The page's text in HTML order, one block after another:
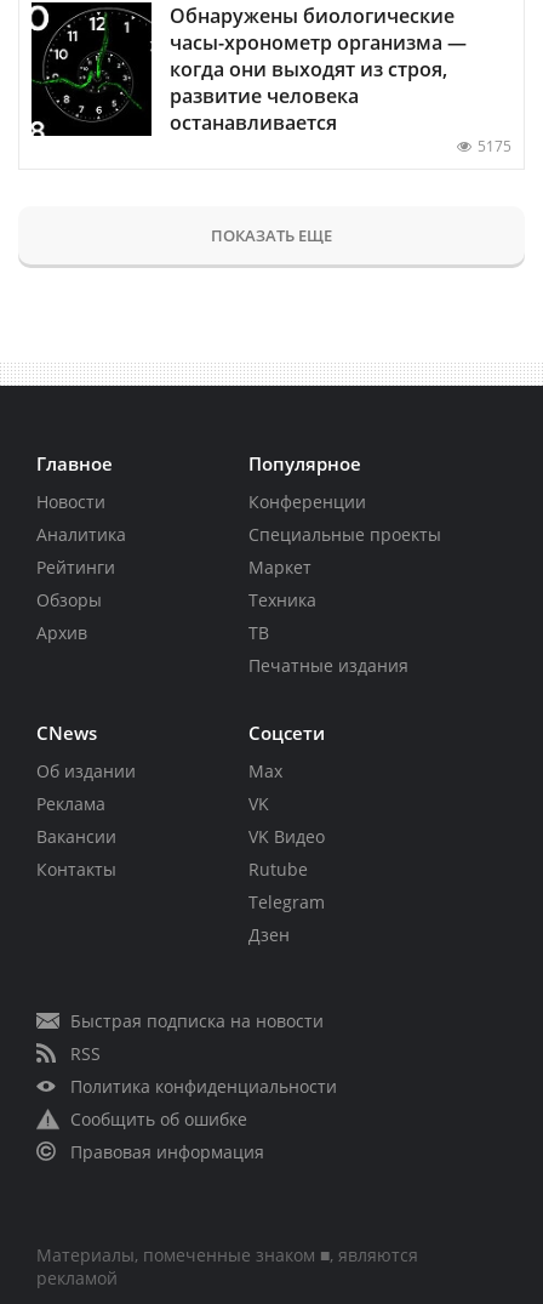
Обнаружены биологические
часы-хронометр организма —
когда они выходят из строя,
развитие человека
останавливается
5175
ПОКАЗАТЬ ЕЩЕ
Главное
Новости
Аналитика
Рейтинги
Обзоры
Архив
Популярное
Конференции
Специальные проекты
Маркет
Техника
ТВ
Печатные издания
CNews
Об издании
Реклама
Вакансии
Контакты
Соцсети
Max
VK
VK Видео
Rutube
Telegram
Дзен
Быстрая подписка на новости
RSS
Политика конфиденциальности
Сообщить об ошибке
Правовая информация
Материалы, помеченные знаком ■, являются
рекламой